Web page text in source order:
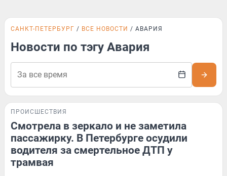
САНКТ-ПЕТЕРБУРГ ВСЕ НОВОСТИ АВАРИЯ
Новости по тэгу Авария
ПРОИСШЕСТВИЯ
Смотрела в зеркало и не заметила
пассажирку. В Петербурге осудили
водителя за смертельное ДТП у
трамвая